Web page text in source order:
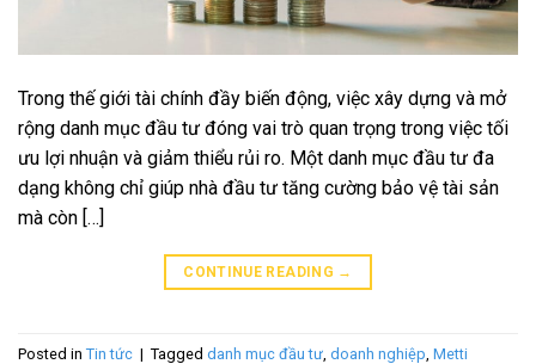
Trong thế giới tài chính đầy biến động, việc xây dựng và mở
rộng danh mục đầu tư đóng vai trò quan trọng trong việc tối
ưu lợi nhuận và giảm thiểu rủi ro. Một danh mục đầu tư đa
dạng không chỉ giúp nhà đầu tư tăng cường bảo vệ tài sản
mà còn […]
CONTINUE READING →
Posted in Tin tức | Tagged danh mục đầu tư doanh nghiệp Metti